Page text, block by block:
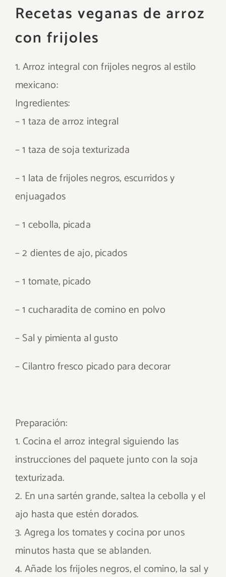
Recetas veganas de arroz
con frijoles
1. Arroz integral con frijoles negros al estilo
mexicano:
Ingredientes:
– 1 taza de arroz integral
– 1 taza de soja texturizada
– 1 lata de frijoles negros, escurridos y
enjuagados
– 1 cebolla, picada
– 2 dientes de ajo, picados
– 1 tomate, picado
– 1 cucharadita de comino en polvo
– Sal y pimienta al gusto
– Cilantro fresco picado para decorar
Preparación:
1. Cocina el arroz integral siguiendo las
instrucciones del paquete junto con la soja
texturizada.
2. En una sartén grande, saltea la cebolla y el
ajo hasta que estén dorados.
3. Agrega los tomates y cocina por unos
minutos hasta que se ablanden.
4. Añade los frijoles negros, el comino, la sal y